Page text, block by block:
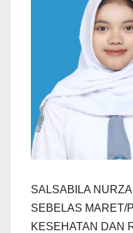
SALSABILA
SEBELAS MARET/
KESEHATAN DAN